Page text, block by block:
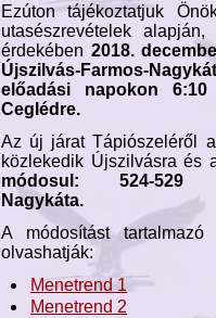
Ezúton tájékoztatjuk
utasészrevételek
érdekében 2018.
Újszilvás-Farmos-
előadási napokon
Ceglédre.
Az új járat Tápiószeléről
közlekedik Újszilvásra és
módosul: 524-529
Nagykáta.
A módosítást
olvashatják:
Menetrend 1
Menetrend 2